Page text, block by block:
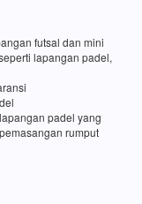
futsal dan mini
lapangan padel,
padel yang
rumput